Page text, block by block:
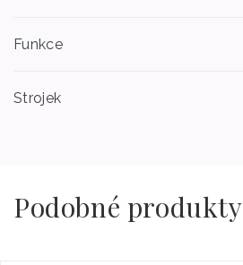
Funkce
Strojek
Podobné produkty